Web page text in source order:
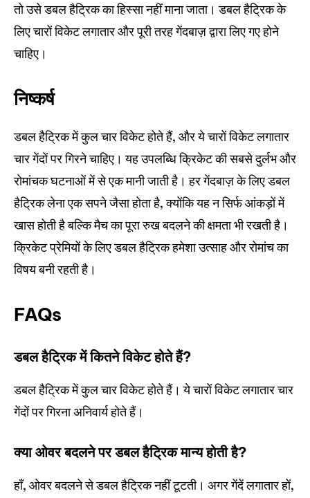
तो उसे डबल हैट्रिक का हिस्सा नहीं माना जाता। डबल हैट्रिक के
लिए चारों विकेट लगातार और पूरी तरह गेंदबाज़ द्वारा लिए गए होने
चाहिए।
निष्कर्ष
डबल हैट्रिक में कुल चार विकेट होते हैं, और ये चारों विकेट लगातार
चार गेंदों पर गिरने चाहिए। यह उपलब्धि क्रिकेट की सबसे दुर्लभ और
रोमांचक घटनाओं में से एक मानी जाती है। हर गेंदबाज़ के लिए डबल
हैट्रिक लेना एक सपने जैसा होता है, क्योंकि यह न सिर्फ आंकड़ों में
खास होती है बल्कि मैच का पूरा रुख बदलने की क्षमता भी रखती है।
क्रिकेट प्रेमियों के लिए डबल हैट्रिक हमेशा उत्साह और रोमांच का
विषय बनी रहती है।
FAQs
डबल हैट्रिक में कितने विकेट होते हैं?
डबल हैट्रिक में कुल चार विकेट होते हैं। ये चारों विकेट लगातार चार
गेंदों पर गिरना अनिवार्य होते हैं।
क्या ओवर बदलने पर डबल हैट्रिक मान्य होती है?
हाँ, ओवर बदलने से डबल हैट्रिक नहीं टूटती। अगर गेंदें लगातार हों,